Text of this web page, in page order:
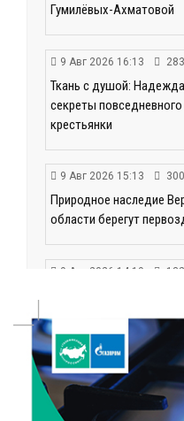
Гумилёвых-Ахматовой
9 Авг 2026 16:13 283
Ткань с душой:
секреты
крестьянки
9 Авг 2026 15:13 300
Природное наследие
области берегут
9 Авг 2026 14:19
рублей
9 Авг 2026 14:13 287
Вышневолоцкий музей
страницы биографии